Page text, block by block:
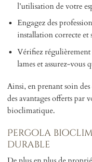
l’utilisation de votre
Engagez des
installation correcte et
Vérifiez régulièrement
lames et assurez-vous
Ainsi, en prenant soin
des avantages offerts par
bioclimatique.
Pergola
durable